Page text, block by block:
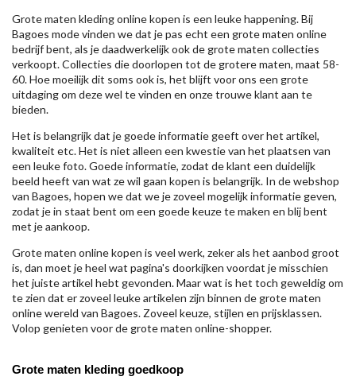
Grote maten kleding online kopen is een leuke happening. Bij
Bagoes mode vinden we dat je pas echt een grote maten online
bedrijf bent, als je daadwerkelijk ook de grote maten collecties
verkoopt. Collecties die doorlopen tot de grotere maten, maat 58-
60. Hoe moeilijk dit soms ook is, het blijft voor ons een grote
uitdaging om deze wel te vinden en onze trouwe klant aan te
bieden.
Het is belangrijk dat je goede informatie geeft over het artikel,
kwaliteit etc. Het is niet alleen een kwestie van het plaatsen van
een leuke foto. Goede informatie, zodat de klant een duidelijk
beeld heeft van wat ze wil gaan kopen is belangrijk. In de webshop
van Bagoes, hopen we dat we je zoveel mogelijk informatie geven,
zodat je in staat bent om een goede keuze te maken en blij bent
met je aankoop.
Grote maten online kopen is veel werk, zeker als het aanbod groot
is, dan moet je heel wat pagina's doorkijken voordat je misschien
het juiste artikel hebt gevonden. Maar wat is het toch geweldig om
te zien dat er zoveel leuke artikelen zijn binnen de grote maten
online wereld van Bagoes. Zoveel keuze, stijlen en prijsklassen.
Volop genieten voor de grote maten online-shopper.
Grote maten kleding goedkoop